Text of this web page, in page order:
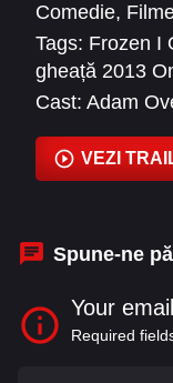
Comedie,
Tags: Frozen I
gheață 2013
Cast: Adam
Hoffman,
Hinds,
VEZI
Spune-ne
Your
Required